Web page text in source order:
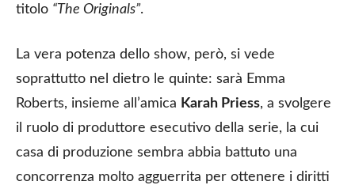
titolo “The Originals”.
La vera potenza dello show, però, si vede
soprattutto nel dietro le quinte: sarà Emma
Roberts, insieme all’amica Karah Priess, a svolgere
il ruolo di produttore esecutivo della serie, la cui
casa di produzione sembra abbia battuto una
concorrenza molto agguerrita per ottenere i diritti